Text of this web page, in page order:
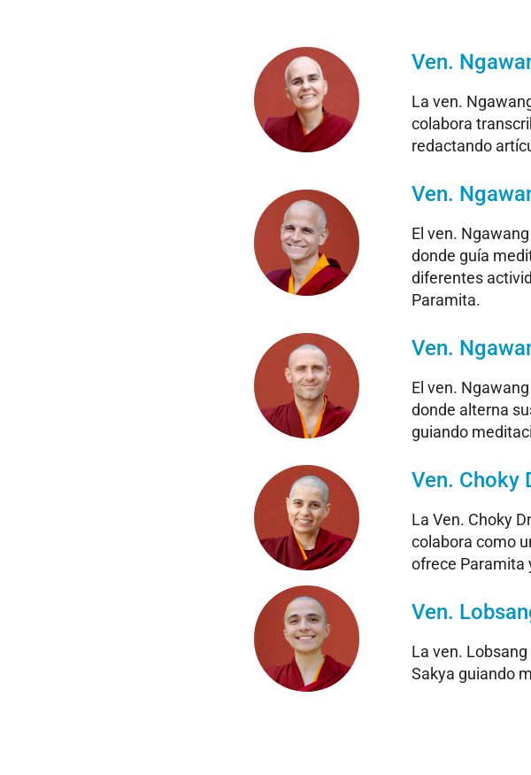
Ven.
La ven.
colabora
redactando
Ven.
El ven.
donde guía
diferentes
Paramita.
Ven.
El ven.
donde alterna
guiando
Ven. Choky
La Ven. Choky
colabora como
ofrece Paramita
Ven.
La ven.
Sakya guiando